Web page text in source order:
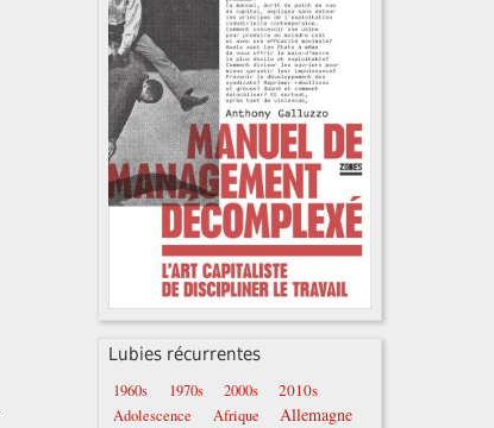
Lubies récurrentes
1960s 1970s 2000s 2010s
Adolescence Afrique Allemagne